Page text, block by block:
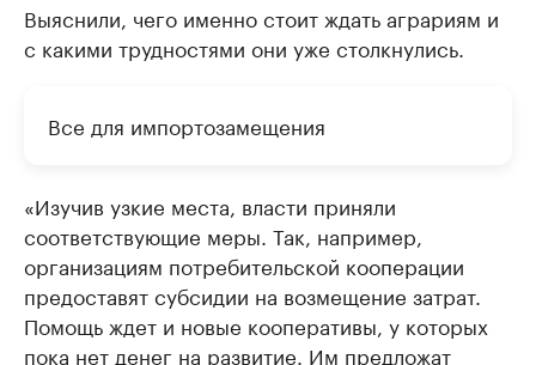
Выяснили, чего именно стоит ждать аграриям и
с какими трудностями они уже столкнулись.
Все для импортозамещения
«Изучив узкие места, власти приняли
соответствующие меры. Так, например,
организациям потребительской кооперации
предоставят субсидии на возмещение затрат.
Помощь ждет и новые кооперативы, у которых
пока нет денег на развитие. Им предложат